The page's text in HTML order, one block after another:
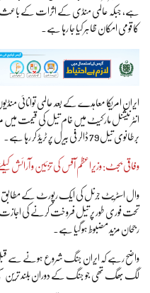
ہے، جبکہ عالمی منڈی کے اثرات کے باعث
کا قومی امکان ظاہر کیا جا رہا ہے۔
ایران امریکا معاہدے کے بعد عالمی توانائی
برطانوی تیل 79 ڈالر فی بیرل پر ٹریڈ کر رہا ہے۔
وفاقی بجٹ: وزیراعظم آفس کی تزئین و آرائش کیلئے 15 کروڑ 33 لاکھ روپے
وال اسٹریٹ جرنل کی ایک رپورٹ کے مطابق
تحت فوری طور پر تیل فروخت کرنے کی
رجحان مزید مضبوط ہو گیا ہے۔
لگ بھگ تھی جو جنگ کے دوران بلند ترین سطح 126 ڈالر سے اوپر بھی گئی